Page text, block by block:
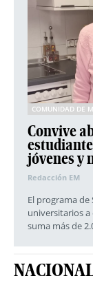
COMUNIDAD DE
Convive
jóvenes y
Redacción EM
El programa
universitarios
suma más de